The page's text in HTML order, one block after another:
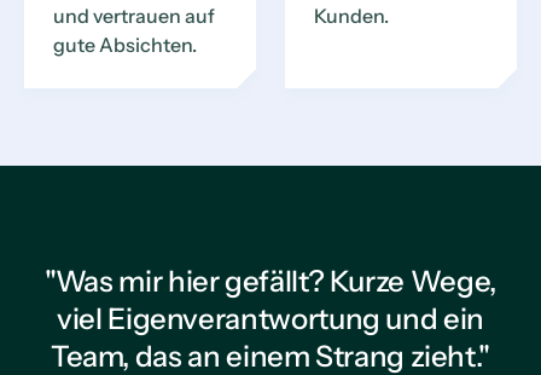
und vertrauen auf
gute Absichten.
Kunden.
"Was mir hier gefällt? Kurze Wege,
viel Eigenverantwortung und ein
Team, das an einem Strang zieht."